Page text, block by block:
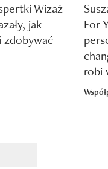
Wizaż
jak
zdobywać
For
robi